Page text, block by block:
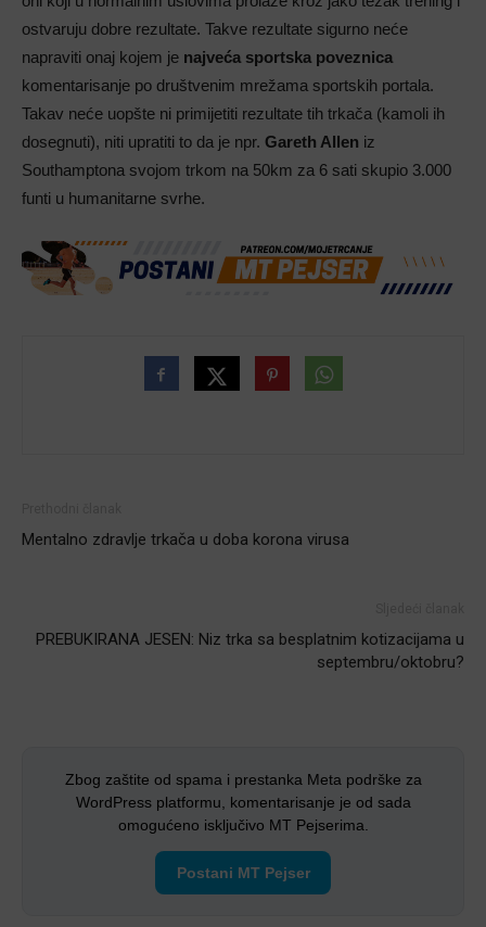
ostvaruju dobre rezultate. Takve rezultate sigurno neće
napraviti onaj kojem je najveća sportska poveznica
komentarisanje po društvenim mrežama sportskih portala.
Takav neće uopšte ni primijetiti rezultate tih trkača (kamoli ih
dosegnuti), niti upratiti to da je npr. Gareth Allen iz
Southamptona svojom trkom na 50km za 6 sati skupio 3.000
funti u humanitarne svrhe.
Mentalno zdravlje trkača u doba korona virusa
PREBUKIRANA JESEN: Niz trka sa besplatnim kotizacijama u
septembru/oktobru?
Zbog zaštite od spama i prestanka Meta podrške za
WordPress platformu, komentarisanje je od sada
omogućeno isključivo MT Pejserima.
Postani MT Pejser